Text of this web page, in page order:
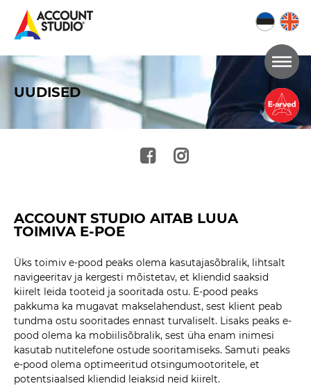
Mine
lehe
sisuUUDISED
ACCOUNT STUDIO AITAB LUUA
TOIMIVA E-POE
Üks toimiv e-pood peaks olema kasutajasõbralik, lihtsalt
navigeeritav ja kergesti mõistetav, et kliendid saaksid
kiirelt leida tooteid ja sooritada ostu. E-pood peaks
pakkuma ka mugavat makselahendust, sest klient peab
tundma ostu sooritades ennast turvaliselt. Lisaks peaks e-
pood olema ka mobiilisõbralik, sest üha enam inimesi
kasutab nutitelefone ostude sooritamiseks. Samuti peaks
e-pood olema optimeeritud otsingumootoritele, et
potentsiaalsed kliendid leiaksid neid kiirelt.